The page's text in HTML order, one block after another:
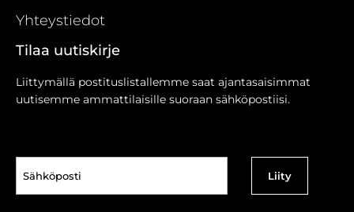
Yhteystiedot
Tilaa uutiskirje
Liittymällä postituslistallemme saat ajantasaisimmat
uutisemme ammattilaisille suoraan sähköpostiisi.
(Pakollinen)